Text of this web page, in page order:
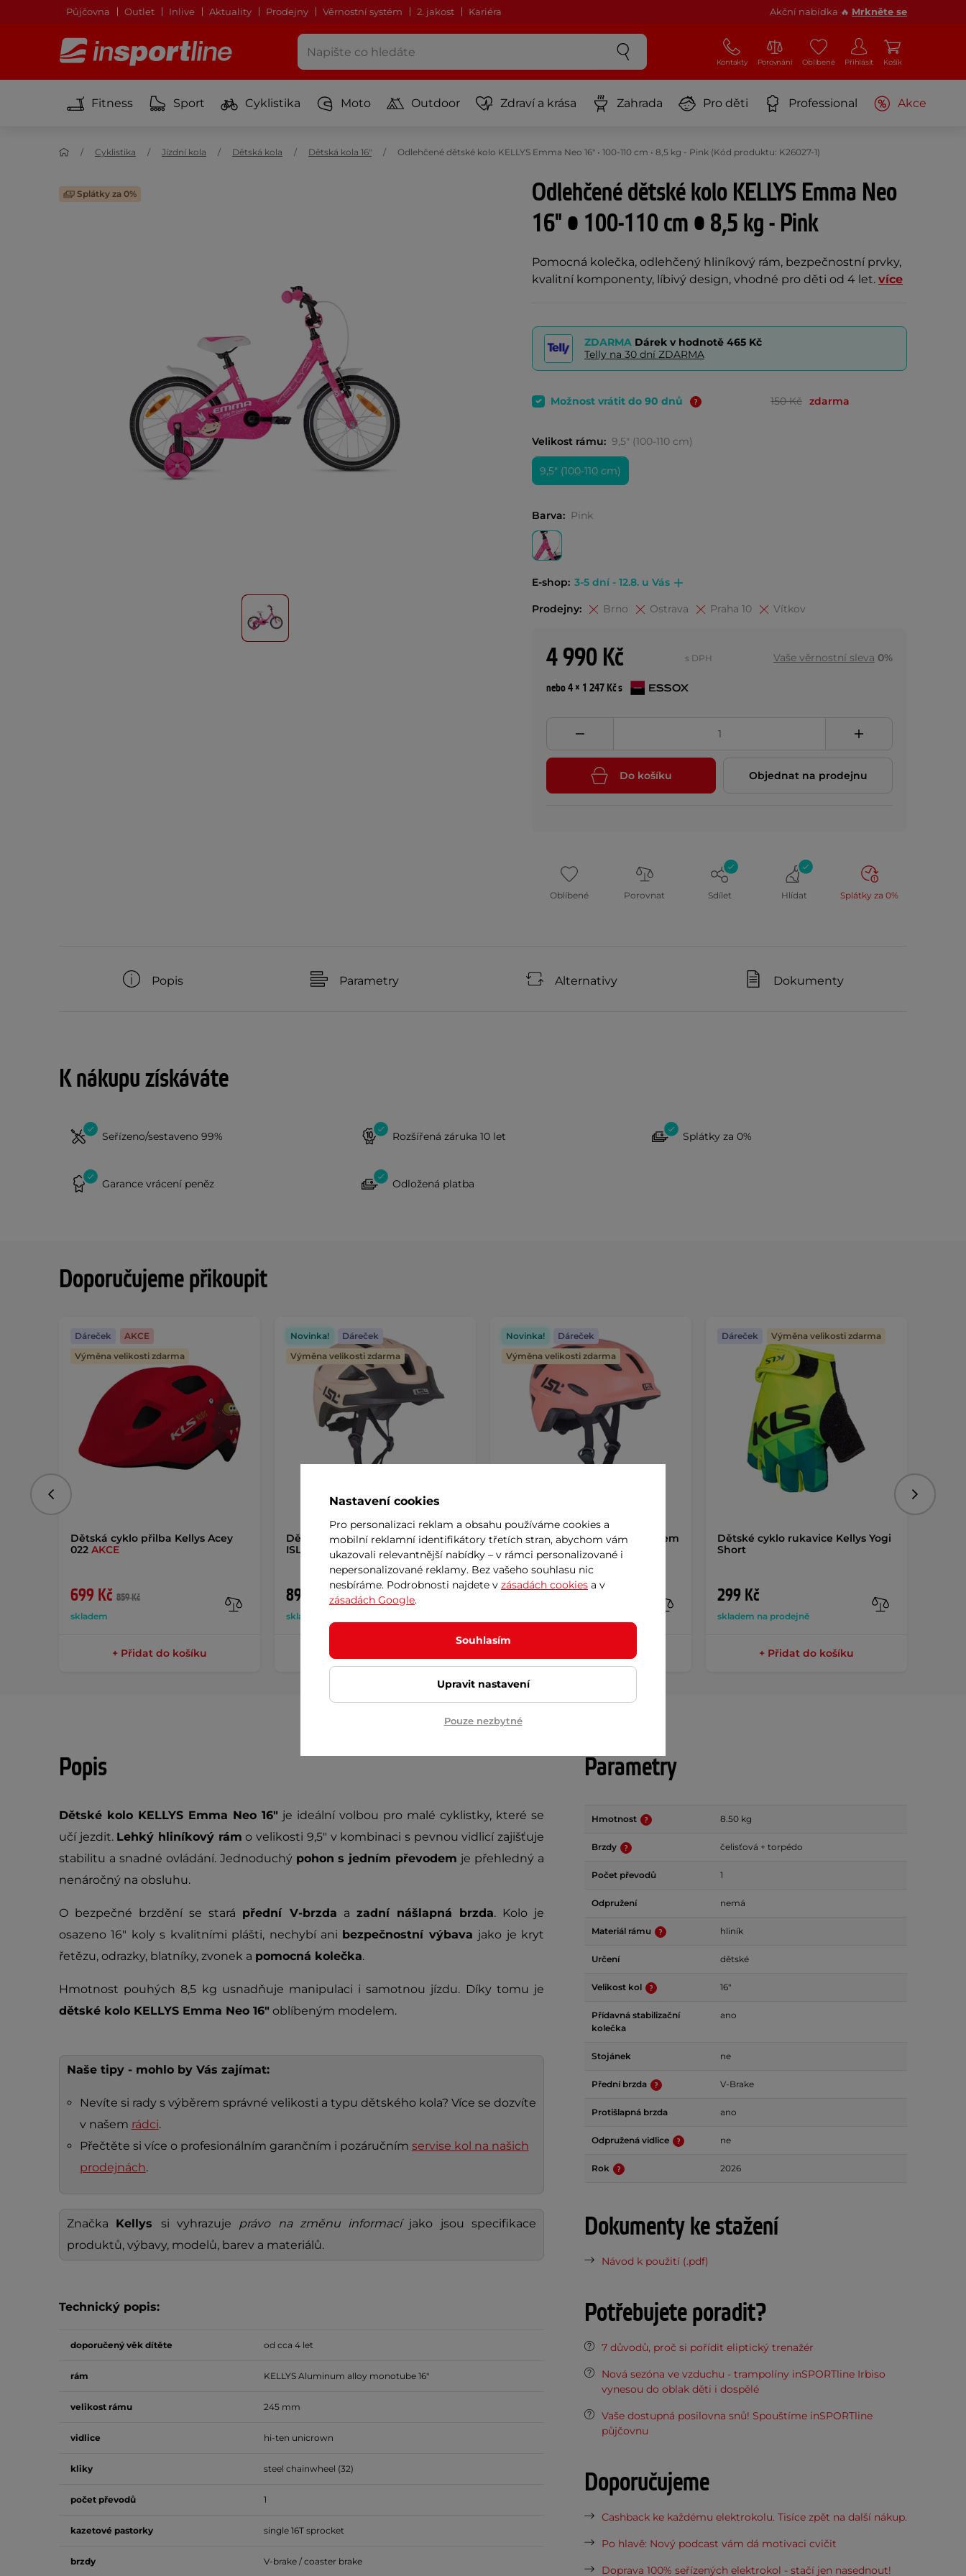
Půjčovna Outlet Inlive Aktuality Prodejny Věrnostní systém 2. jakost Kariéra Akční nabídka 🔥 Mrkněte se
Kontakty Porovnání Oblíbené Přihlásit Košík
Fitness Sport Cyklistika Moto Outdoor Zdraví a krása Zahrada Pro děti Professional Akce
Cyklistika Jízdní kola Dětská kola Dětská kola 16" Odlehčené dětské kolo KELLYS Emma Neo 16" • 100-110 cm • 8,5 kg - Pink (Kód produktu: K26027-1)
Odlehčené dětské kolo KELLYS Emma Neo
16" • 100-110 cm • 8,5 kg - Pink
Pomocná kolečka, odlehčený hliníkový rám, bezpečnostní prvky,
kvalitní komponenty, líbivý design, vhodné pro děti od 4 let. více
Splátky za 0%
ZDARMA Dárek v hodnotě 465 Kč
Telly na 30 dní ZDARMA
Možnost vrátit do 90 dnů 150 Kč zdarma
Velikost rámu: 9,5" (100-110 cm)
9,5" (100-110 cm)
Barva: Pink
E-shop: 3-5 dní - 12.8. u Vás
Prodejny: Brno Ostrava Praha 10 Vítkov
4 990 Kč s DPH Vaše věrnostní sleva 0%
nebo 4 × 1 247 Kč s
Do košíku Objednat na prodejnu
Oblíbené Porovnat Sdílet Hlídat Splátky za 0%
Popis Parametry Alternativy Dokumenty
K nákupu získáváte
Seřízeno/sestaveno 99% Rozšířená záruka 10 let Splátky za 0%
Garance vrácení peněz Odložená platba
Doporučujeme přikoupit
Dětská cyklo přilba Kellys Acey
022 AKCE
699 Kč 859 Kč
skladem
Dáreček
AKCE
Výměna velikosti zdarma
+ Přidat do košíku
Dětská cyklo přilba s LED světlem
ISL Lumiro
890 Kč
skladem
Novinka!
Dáreček
Výměna velikosti zdarma
+ Přidat do košíku
Dětská cyklo přilba s LED světlem
ISL Lumitto
849 Kč
Novinka!
Dáreček
Výměna velikosti zdarma
+ Přidat do košíku
Dětské cyklo rukavice Kellys Yogi
Short
299 Kč
skladem na prodejně
Dáreček Výměna velikosti zdarma
+ Přidat do košíku
Předchozí
Popis
Dětské kolo KELLYS Emma Neo 16" je ideální volbou pro malé cyklistky, které se
učí jezdit. Lehký hliníkový rám o velikosti 9,5" v kombinaci s pevnou vidlicí zajišťuje
stabilitu a snadné ovládání. Jednoduchý pohon s jedním převodem je přehledný a
nenáročný na obsluhu.
O bezpečné brzdění se stará přední V-brzda a zadní nášlapná brzda. Kolo je
osazeno 16" koly s kvalitními plášti, nechybí ani bezpečnostní výbava jako je kryt
řetězu, odrazky, blatníky, zvonek a pomocná kolečka.
Hmotnost pouhých 8,5 kg usnadňuje manipulaci i samotnou jízdu. Díky tomu je
dětské kolo KELLYS Emma Neo 16" oblíbeným modelem.
Naše tipy - mohlo by Vás zajímat:
Nevíte si rady s výběrem správné velikosti a typu dětského kola? Více se dozvíte
v našem rádci.
Přečtěte si více o profesionálním garančním i pozáručním servise kol na našich
prodejnách.
Značka Kellys si vyhrazuje právo na změnu informacíjako jsou specifikace
produktů, výbavy, modelů, barev a materiálů.
Technický popis:
doporučený věk dítěte od cca 4 let
rám KELLYS Aluminum alloy monotube 16"
velikost rámu 245 mm
vidlice hi-ten unicrown
kliky steel chainwheel (32)
počet převodů 1
kazetové pastorky single 16T sprocket
brzdy V-brake / coaster brake
Parametry
Hmotnost 8.50 kg
Brzdy čelisťová + torpédo
Počet převodů 1
Odpružení nemá
Materiál rámu hliník
Určení dětské
Velikost kol 16"
Přídavná stabilizační
kolečka
ano
Stojánek ne
Přední brzda V-Brake
Protišlapná brzda ano
Odpružená vidlice ne
Rok 2026
Dokumenty ke stažení
Návod k použití (.pdf)
Potřebujete poradit?
7 důvodů, proč si pořídit eliptický trenažér
Nová sezóna ve vzduchu - trampolíny inSPORTline Irbiso
vynesou do oblak děti i dospělé
Vaše dostupná posilovna snů! Spouštíme inSPORTline
půjčovnu
Doporučujeme
Cashback ke každému elektrokolu. Tisíce zpět na další nákup.
Po hlavě: Nový podcast vám dá motivaci cvičit
Doprava 100% seřízených elektrokol - stačí jen nasednout!
Nastavení cookies
Pro personalizaci reklam a obsahu používáme cookies a
mobilní reklamní identifikátory třetích stran, abychom vám
ukazovali relevantnější nabídky – v rámci personalizované i
nepersonalizované reklamy. Bez vašeho souhlasu nic
nesbíráme. Podrobnosti najdete v zásadách cookies a v
zásadách Google.
Souhlasím
Upravit nastavení
Pouze nezbytné